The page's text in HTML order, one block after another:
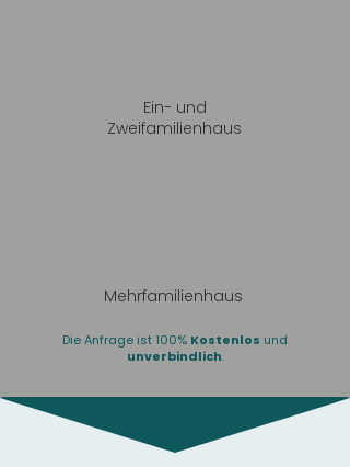
Ein- und
Zweifamilienhaus
Mehrfamilienhaus
Die Anfrage ist 100% Kostenlos und
unverbindlich.